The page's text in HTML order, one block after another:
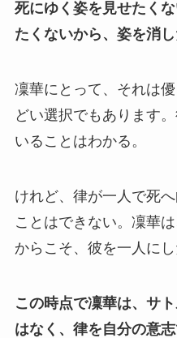
死にゆく姿を見せたく
たくないから、姿を消
凜華にとって、それは
どい選択でもあります
いることはわかる。
けれど、律が一人で死
ことはできない。凜華
からこそ、彼を一人にし
この時点で凜華は、サ
はなく、律を自分の意